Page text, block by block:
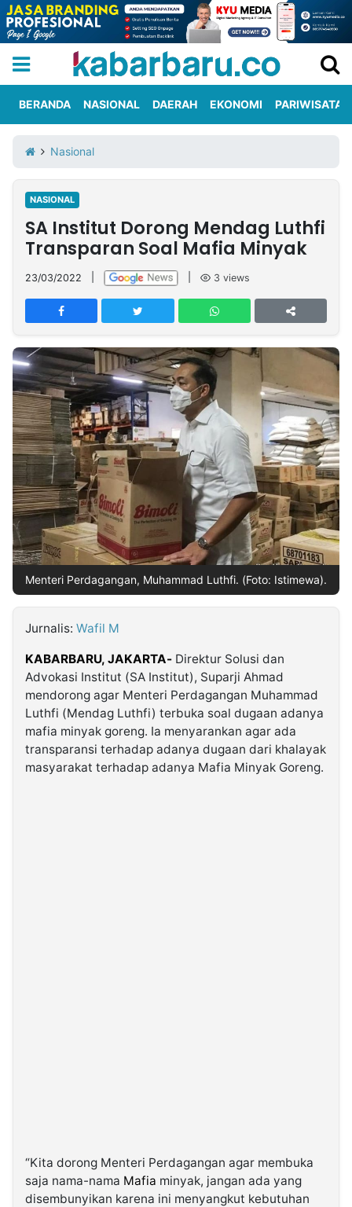
Iklan
Berita
Kami
Nasional
International
Olahraga
Entertainment
Daerah
Pariwisata
Kuliner
Kolom
Network
PT
TREETAN
MULTIMEDIA
INDONESIA
Partner
Insight
NTB
Suara
Time
Lens
IDN
Daily
Jogja
Jalan
Rakyat
Idealita
News
Kita
Notice
Radar
Baru
Seedbacklink
Follow
Kabarbaru
Kabarbaru.co
2026
BERANDA NASIONAL DAERAH EKONOMI PARIWISATA
Nasional
NASIONAL
SA Institut Dorong Mendag Luthfi
Transparan Soal Mafia Minyak
23/03/2022 3 views
Menteri Perdagangan, Muhammad Luthfi. (Foto: Istimewa).
Jurnalis: Wafil M
KABARBARU, JAKARTA- Direktur Solusi dan
Advokasi Institut (SA Institut), Suparji Ahmad
mendorong agar Menteri Perdagangan Muhammad
Luthfi (Mendag Luthfi) terbuka soal dugaan adanya
mafia minyak goreng. Ia menyarankan agar ada
transparansi terhadap adanya dugaan dari khalayak
masyarakat terhadap adanya Mafia Minyak Goreng.
“Kita dorong Menteri Perdagangan agar membuka
saja nama-nama Mafia minyak, jangan ada yang
disembunyikan karena ini menyangkut kebutuhan